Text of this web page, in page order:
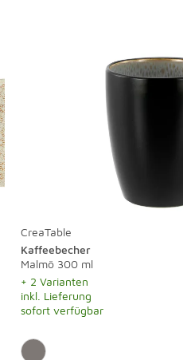
CreaTable
Kaffeebecher
Malmö 300 ml
+ 2 Varianten
inkl. Lieferung
sofort verfügbar